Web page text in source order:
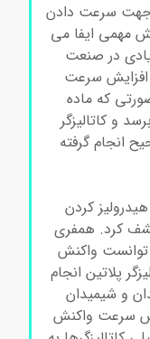
سرعت دادن
ایفا می
در صنعت
سرعت
که ماده
کاتالیزگر
گرفته
کردن
کرد. همفری
واکنش
پلاتین انجام
و شیمیدان
سرعت واکنش